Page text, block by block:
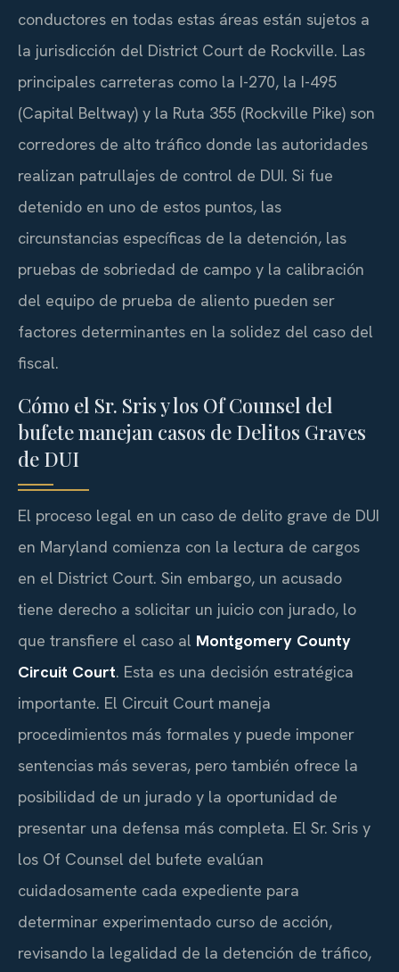
conductores en todas estas áreas están sujetos a
la jurisdicción del District Court de Rockville. Las
principales carreteras como la I-270, la I-495
(Capital Beltway) y la Ruta 355 (Rockville Pike) son
corredores de alto tráfico donde las autoridades
realizan patrullajes de control de DUI. Si fue
detenido en uno de estos puntos, las
circunstancias específicas de la detención, las
pruebas de sobriedad de campo y la calibración
del equipo de prueba de aliento pueden ser
factores determinantes en la solidez del caso del
fiscal.
Cómo el Sr. Sris y los Of Counsel del
bufete manejan casos de Delitos Graves
de DUI
El proceso legal en un caso de delito grave de DUI
en Maryland comienza con la lectura de cargos
en el District Court. Sin embargo, un acusado
tiene derecho a solicitar un juicio con jurado, lo
que transfiere el caso al Montgomery County
Circuit Court. Esta es una decisión estratégica
importante. El Circuit Court maneja
procedimientos más formales y puede imponer
sentencias más severas, pero también ofrece la
posibilidad de un jurado y la oportunidad de
presentar una defensa más completa. El Sr. Sris y
los Of Counsel del bufete evalúan
cuidadosamente cada expediente para
determinar experimentado curso de acción,
revisando la legalidad de la detención de tráfico,